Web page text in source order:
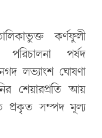
কর্ণফুলী
পরিচালনা পর্ষদ
লভ্যাংশ ঘোষণা
শেয়ারপ্রতি আয়
প্রকৃত সম্পদ মূল্য